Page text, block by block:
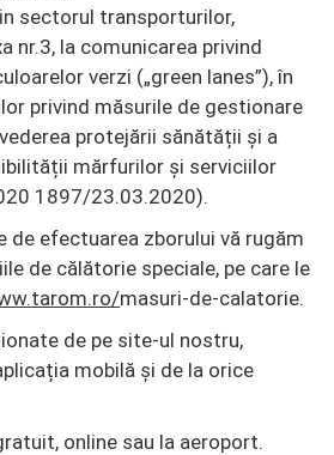
sectorul transporturilor,
nr.3, la comunicarea privind
verzi („green lanes”), în
privind măsurile de gestionare
protejării sănătății și a
mărfurilor și serviciilor
1897/23.03.2020).
de efectuarea zborului vă rugăm
de călătorie speciale, pe care le
masuri-de-calatorie.
de pe site-ul nostru,
mobilă și de la orice
online sau la aeroport.